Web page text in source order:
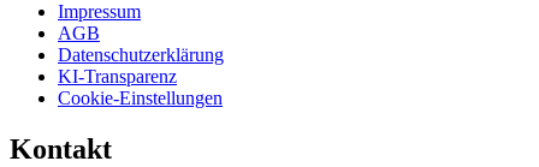
Impressum
AGB
Datenschutzerklärung
KI-Transparenz
Cookie-Einstellungen
Kontakt